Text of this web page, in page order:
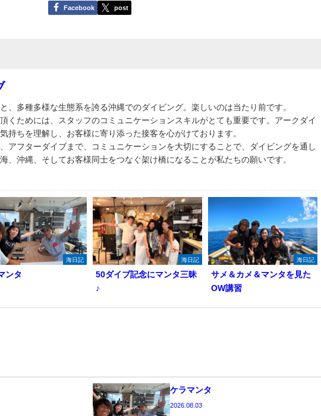
Facebook post
、多種多様な生態系を誇る沖縄でのダイビング。楽しいのは当たり前です。
くためには、スタッフのコミュニケーションスキルがとても重要です。アークダイ
持ちを理解し、お客様に寄り添った接客を心がけております。
アフターダイブまで、コミュニケーションを大切にすることで、ダイビングを通し
、沖縄、そしてお客様同士をつなぐ架け橋になることが私たちの願いです。
海日記
ンタ
海日記
50ダイブ記念にマンタ三昧
♪
海日記
サメ＆カメ＆マンタを見た
OW講習
ケラマンタ
2026.08.03